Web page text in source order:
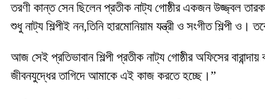
তরণী কান্ত সেন ছিলেন প্রতীক নাট্য গোষ্ঠীর একজন উজ্জ্বল
শুধু নাট্য শিল্পীই নন,তিনি হারমোনিয়াম যন্ত্রী ও সংগীত শিল্পী
আজ সেই প্রতিভাবান শিল্পী প্রতীক নাট্য গোষ্ঠীর অফিসের
জীবনযুদ্ধের তাগিদে আমাকে এই কাজ করতে হচ্ছে।”